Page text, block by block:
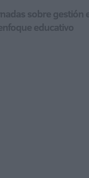
sobre gestión
educativo